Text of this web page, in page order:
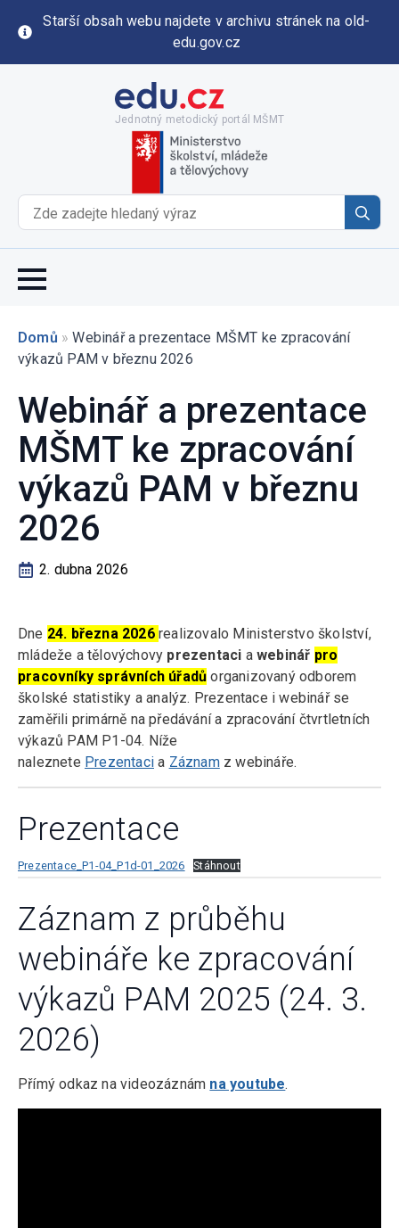
Starší obsah webu najdete v archivu stránek na old-
edu.gov.cz
Jednotný metodický portál MŠMT
for:
Domů » Webinář a prezentace MŠMT ke zpracování
výkazů PAM v březnu 2026
Webinář a prezentace
MŠMT ke zpracování
výkazů PAM v březnu
2026
2. dubna 2026
Dne 24. března 2026realizovalo Ministerstvo školství,
mládeže a tělovýchovy prezentaci awebinář pro
pracovníky správních úřadů organizovaný odborem
školské statistiky a analýz. Prezentace i webinář se
zaměřili primárně na předávání a zpracování čtvrtletních
výkazů PAM P1-04. Níže
naleznete Prezentaci a Záznamz webináře.
Prezentace
Prezentace_P1-04_P1d-01_2026 Stáhnout
Záznam z průběhu
webináře ke zpracování
výkazů PAM 2025 (24. 3.
2026)
Přímý odkaz na videozáznám na youtube.